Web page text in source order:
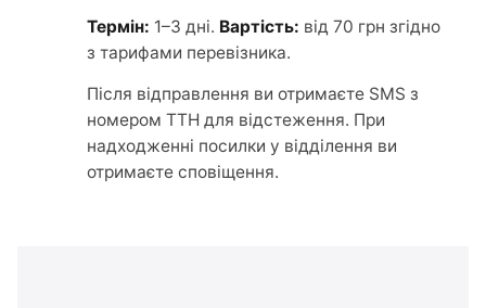
Термін: 1–3 дні. Вартість: від 70 грн згідно
з тарифами перевізника.
Після відправлення ви отримаєте SMS з
номером ТТН для відстеження. При
надходженні посилки у відділення ви
отримаєте сповіщення.